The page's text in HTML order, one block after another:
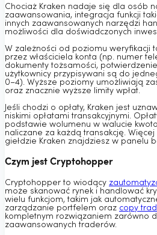
Chociaż Kraken nadaje się dla osób
zaawansowania, integracja funkcji
innych zaawansowanych narzędzi
możliwości dla doświadczonych
W zależności od poziomu weryfikacji
przez właściciela konta (np. numer
dokumenty tożsamości,
użytkownicy przypisywani są do
0–4). Wyższe poziomy umożliwiają
oraz znacznie wyższe limity wpłat.
Jeśli chodzi o opłaty, Kraken jest
niskimi opłatami transakcyjnymi.
podstawie wolumenu w walucie
naliczane za każdą transakcję.
giełdzie Kraken znajdziesz w panelu
Czym jest Cryptohopper
Cryptohopper to wiodący
może skanować rynek i handlować
wielu funkcjom, takim jak
zarządzanie portfelem oraz copy
kompletnym rozwiązaniem zarówno
zaawansowanych traderów.